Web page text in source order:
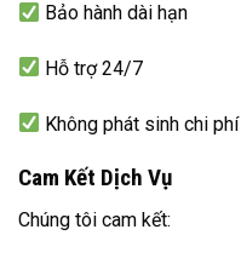
Bảo hành dài hạn
Hỗ trợ 24/7
Không phát sinh chi phí
Cam Kết Dịch Vụ
Chúng tôi cam kết: